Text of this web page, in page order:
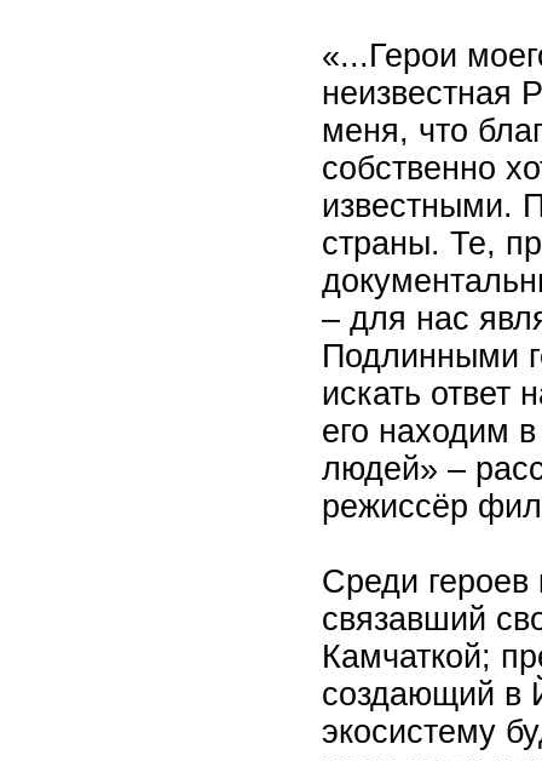
«...Герои
неизвестная
меня, что
собственно
известными.
страны. Те,
– для нас
Подлинными
искать ответ
его находим
людей» –
режиссёр
Среди
связавший
Камчаткой;
создающий в
экосистему